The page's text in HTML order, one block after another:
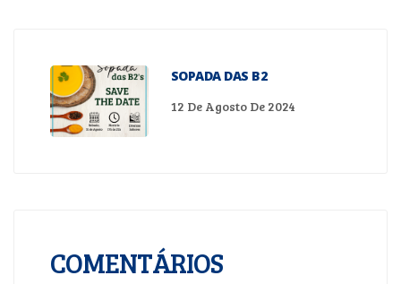
SOPADA DAS B2
12 De Agosto De 2024
COMENTÁRIOS